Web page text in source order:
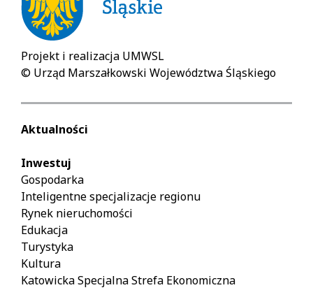
Projekt i realizacja UMWSL
© Urząd Marszałkowski Województwa Śląskiego
Aktualności
Inwestuj
Gospodarka
Inteligentne specjalizacje regionu
Rynek nieruchomości
Edukacja
Turystyka
Kultura
Katowicka Specjalna Strefa Ekonomiczna